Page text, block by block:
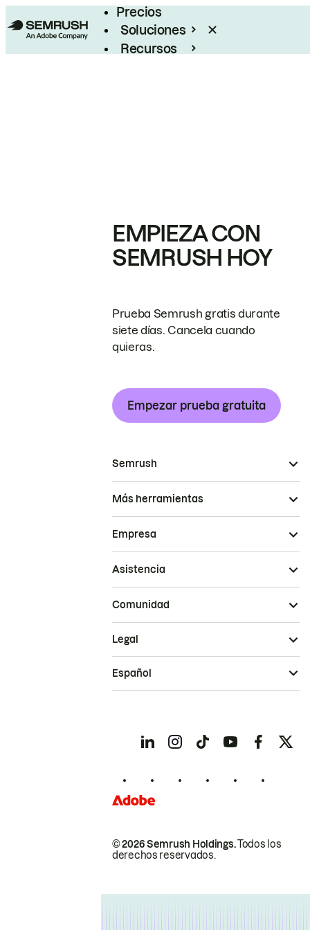
Precios
Soluciones
Recursos
EMPIEZA CON
SEMRUSH HOY
Prueba Semrush gratis durante
siete días. Cancela cuando
quieras.
Empezar prueba gratuita
Semrush
Más herramientas
Empresa
Asistencia
Comunidad
© 2026 Semrush Holdings.Todos los
derechos reservados.
Legal
Español